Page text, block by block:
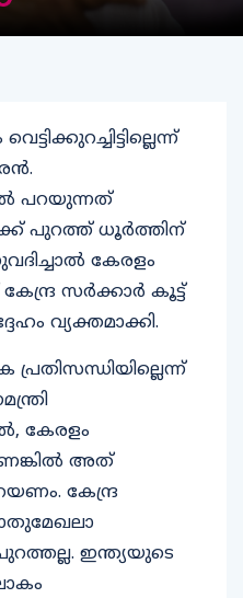
പറയുന്നത്
പുറത്ത് ധൂർത്തിന്
കേരളം
സർക്കാർ കൂട്ട്
വ്യക്തമാക്കി.
കേരളം
അത്
കേന്ദ്ര
ഇന്ത്യയുടെ